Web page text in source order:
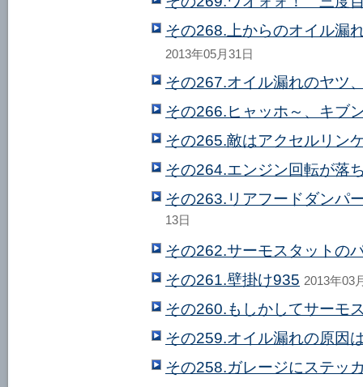
その268.上からのオイル
2013年05月31日
その267.オイル漏れのヤツ
その266.ヒャッホ～、キブ
その265.敵はアクセルリン
その264.エンジン回転が落
その263.リアフードダンパ
13日
その262.サーモスタットの
その261.壁掛け935 2013年03
その260.もしかしてサーモ
その259.オイル漏れの原因
その258.ガレージにステッ